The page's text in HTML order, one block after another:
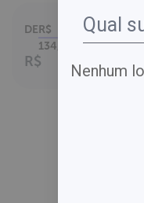
DER$
134,00
R$
até
Nenhum